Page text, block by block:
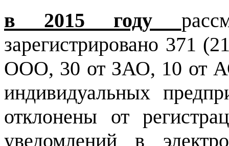
в 2015 году
зарегистрировано 371
ООО, 30 от ЗАО, 10 от
индивидуальных
отклонены от
уведомлений в